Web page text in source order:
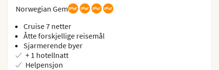
Norwegian Gem
Cruise 7 netter
Åtte forskjellige reisemål
Sjarmerende byer
+ 1 hotellnatt
Helpensjon